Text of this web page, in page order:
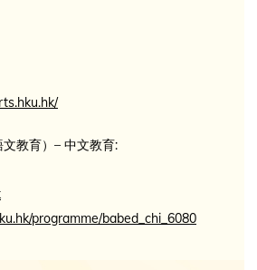
教育）– 中文教育:
programme/babed_chi_6080